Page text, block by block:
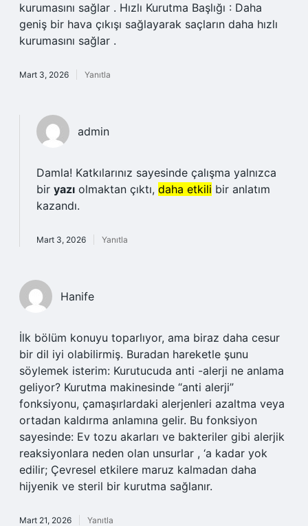
kurumasını sağlar . Hızlı Kurutma Başlığı : Daha
geniş bir hava çıkışı sağlayarak saçların daha hızlı
kurumasını sağlar .
Mart 3, 2026 Yanıtla
admin
Damla! Katkılarınız sayesinde çalışma yalnızca
bir yazı olmaktan çıktı, daha etkili bir anlatım
kazandı.
Mart 3, 2026 Yanıtla
Hanife
İlk bölüm konuyu toparlıyor, ama biraz daha cesur
bir dil iyi olabilirmiş. Buradan hareketle şunu
söylemek isterim: Kurutucuda anti -alerji ne anlama
geliyor? Kurutma makinesinde “anti alerji”
fonksiyonu, çamaşırlardaki alerjenleri azaltma veya
ortadan kaldırma anlamına gelir. Bu fonksiyon
sayesinde: Ev tozu akarları ve bakteriler gibi alerjik
reaksiyonlara neden olan unsurlar , ‘a kadar yok
edilir; Çevresel etkilere maruz kalmadan daha
hijyenik ve steril bir kurutma sağlanır.
Mart 21, 2026 Yanıtla